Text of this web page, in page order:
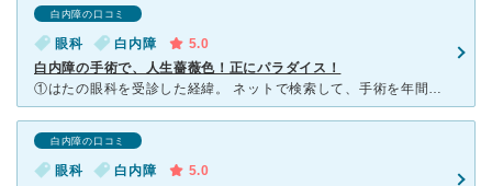
白内障の口コミ
眼科 白内障
5.0
白内障の手術で、人生薔薇色！正にパラダイス！
①はたの眼科を受診した経緯。 ネットで検索して、手術を年間500件以上しているというのを見て、この病院に行くことにしました。 はたの眼科に行く前は、近くの眼科2カ所で調べてもらった時に、「白内障っ
白内障の口コミ
眼科 白内障
5.0